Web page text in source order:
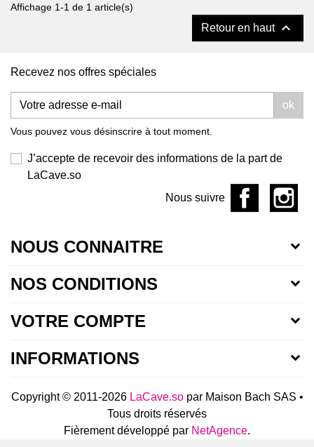
Affichage 1-1 de 1 article(s)
Retour en haut 
Recevez nos offres spéciales
ok
Vous pouvez vous désinscrire à tout moment.
J’accepte de recevoir des informations de la part de
LaCave.so
Nous suivre
NOUS CONNAITRE
NOS CONDITIONS
VOTRE COMPTE
INFORMATIONS
Copyright © 2011-2026 LaCave.sopar Maison Bach SAS •
Tous droits réservés
Fièrement développé par NetAgence.